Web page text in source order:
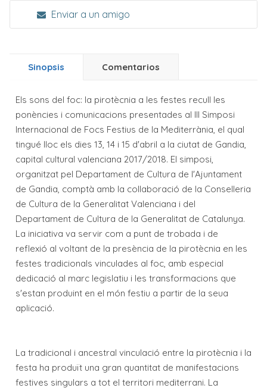
Enviar a un amigo
Sinopsis Comentarios
Els sons del foc: la pirotècnia a les festes recull les
ponències i comunicacions presentades al III Simposi
Internacional de Focs Festius de la Mediterrània, el qual
tingué lloc els dies 13, 14 i 15 d'abril a la ciutat de Gandia,
capital cultural valenciana 2017/2018. El simposi,
organitzat pel Departament de Cultura de l'Ajuntament
de Gandia, comptà amb la collaboració de la Conselleria
de Cultura de la Generalitat Valenciana i del
Departament de Cultura de la Generalitat de Catalunya.
La iniciativa va servir com a punt de trobada i de
reflexió al voltant de la presència de la pirotècnia en les
festes tradicionals vinculades al foc, amb especial
dedicació al marc legislatiu i les transformacions que
s'estan produint en el món festiu a partir de la seua
aplicació.
La tradicional i ancestral vinculació entre la pirotècnia i la
festa ha produït una gran quantitat de manifestacions
festives singulars a tot el territori mediterrani. La